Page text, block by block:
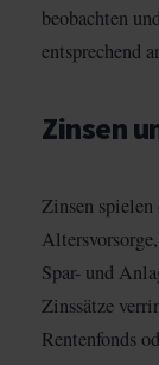
beobachten
entsprechend
Zinsen
Zinsen spielen
Spar- und
Zinssätze
Rentenfonds